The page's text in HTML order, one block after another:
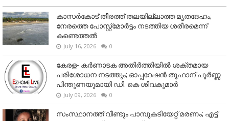
കാസർകോട് തീരത്ത് തലയില്ലാത്ത മൃതദേഹം;
നേരത്തെ പോസ്റ്റ്‌മോർട്ടം നടത്തിയ ശരീരമെന്ന്
കണ്ടെത്തൽ
July 16, 2026 0
കേരള- കർണാടക അതിർത്തിയിൽ ശക്തമായ
പരിശോധന നടത്തും; ഓപ്പറേഷൻ തൂഫാന് പൂർണ്ണ
പിന്തുണയുമായി ഡി. കെ ശിവകുമാർ
July 09, 2026 0
സംസ്ഥാനത്ത് വീണ്ടും പാമ്പുകടിയേറ്റ് മരണം; എട്ട്